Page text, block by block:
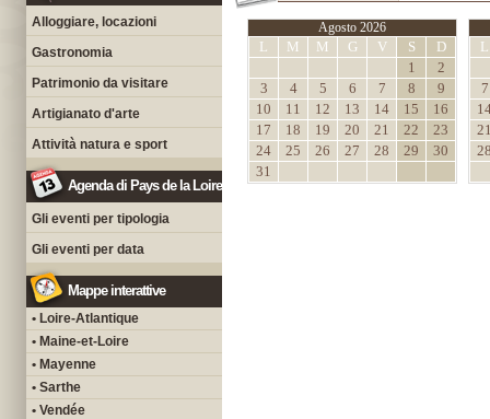
Alloggiare, locazioni
Gastronomia
Patrimonio da visitare
Artigianato d'arte
Attività natura e sport
Agenda di Pays de la Loire
Gli eventi per tipologia
Gli eventi per data
Mappe interattive
• Loire-Atlantique
• Maine-et-Loire
• Mayenne
• Sarthe
• Vendée
Agosto 2026
L M M G V S
D
1
2
3
4 5 6 7 8
9
10
11 12 13 14 15
16
17
18 19 20 21 22
23
24
25 26 27 28 29
30
31
L
7